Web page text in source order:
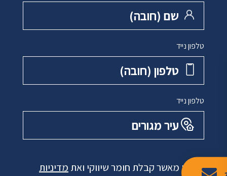
שם ‏(חובה)
טלפון נייד
טלפון ‏(חובה)
טלפון נייד
עיר מגורים
אני מאשר קבלת חומר שיווקי ואת מדיניות